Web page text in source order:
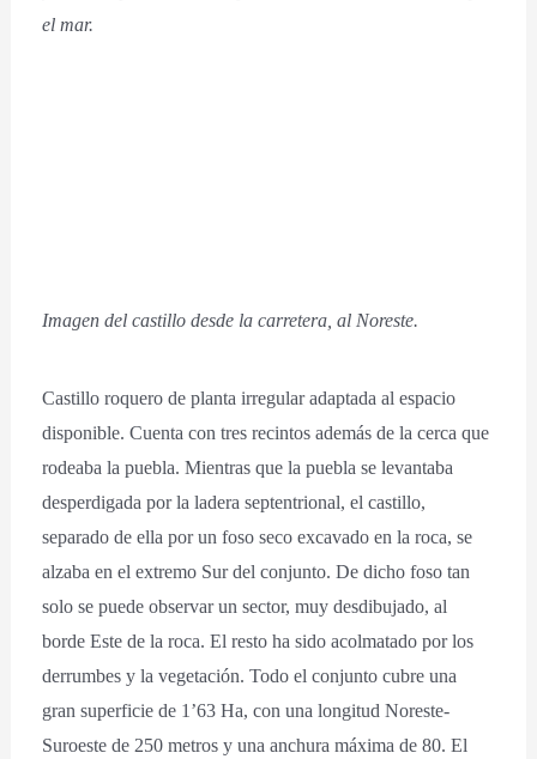
el mar.
Imagen del castillo desde la carretera, al Noreste.
Castillo roquero de planta irregular adaptada al espacio
disponible. Cuenta con tres recintos además de la cerca que
rodeaba la puebla. Mientras que la puebla se levantaba
desperdigada por la ladera septentrional, el castillo,
separado de ella por un foso seco excavado en la roca, se
alzaba en el extremo Sur del conjunto. De dicho foso tan
solo se puede observar un sector, muy desdibujado, al
borde Este de la roca. El resto ha sido acolmatado por los
derrumbes y la vegetación. Todo el conjunto cubre una
gran superficie de 1’63 Ha, con una longitud Noreste-
Suroeste de 250 metros y una anchura máxima de 80. El